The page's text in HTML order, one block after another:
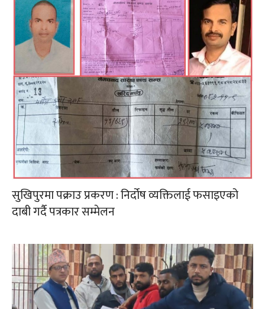
सुखिपुरमा पक्राउ प्रकरण : निर्दोष व्यक्तिलाई फसाइएको
दाबी गर्दै पत्रकार सम्मेलन